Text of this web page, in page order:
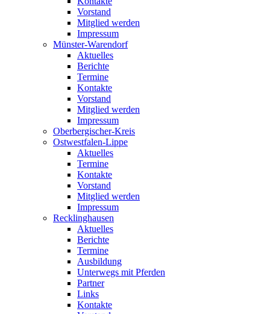
Vorstand
Mitglied werden
Impressum
Münster-Warendorf
Aktuelles
Berichte
Termine
Kontakte
Vorstand
Mitglied werden
Impressum
Oberbergischer-Kreis
Ostwestfalen-Lippe
Aktuelles
Termine
Kontakte
Vorstand
Mitglied werden
Impressum
Recklinghausen
Aktuelles
Berichte
Termine
Ausbildung
Unterwegs mit Pferden
Partner
Links
Kontakte